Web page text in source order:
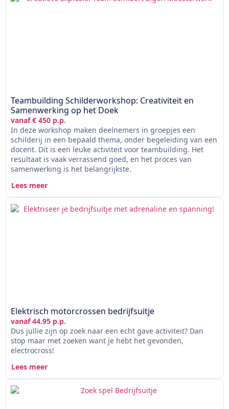
Teambuilding Schilderworkshop: Creativiteit en
Samenwerking op het Doek
vanaf € 450 p.p.
In deze workshop maken deelnemers in groepjes een
schilderij in een bepaald thema, onder begeleiding van een
docent. Dit is een leuke activiteit voor teambuilding. Het
resultaat is vaak verrassend goed, en het proces van
samenwerking is het belangrijkste.
Lees meer
Elektrisch motorcrossen bedrijfsuitje
vanaf 44.95 p.p.
Dus jullie zijn op zoek naar een echt gave activiteit? Dan
stop maar met zoeken want je hebt het gevonden,
electrocross!
Lees meer